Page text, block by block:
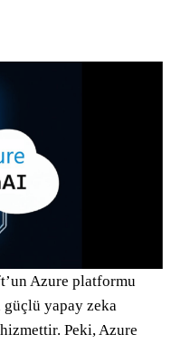
Azure platformu
güçlü yapay zeka
Peki, Azure